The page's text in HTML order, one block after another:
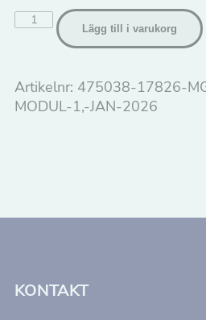
MGU
tentamen,
jan
2026
Lägg till i varukorg
Artikelnr: 475038-17826-
MODUL-1,-JAN-2026
KONTAKT